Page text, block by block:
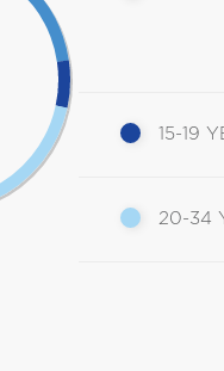
15-19
20-34